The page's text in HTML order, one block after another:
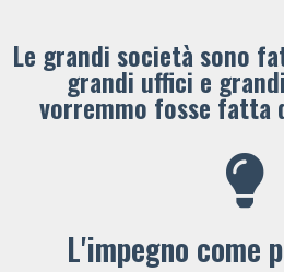
Le grandi società sono
grandi uffici e
vorremmo fosse fatta
L'impegno come